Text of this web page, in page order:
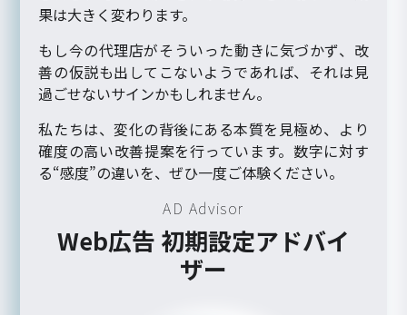
果は大きく変わります。
もし今の代理店がそういった動きに気づかず、改
善の仮説も出してこないようであれば、それは見
過ごせないサインかもしれません。
私たちは、変化の背後にある本質を見極め、より
確度の高い改善提案を行っています。数字に対す
る“感度”の違いを、ぜひ一度ご体験ください。
AD Advisor
Web広告 初期設定アドバイ
ザー